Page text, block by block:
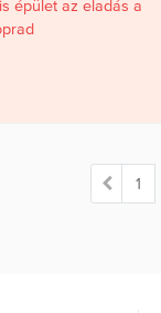
1